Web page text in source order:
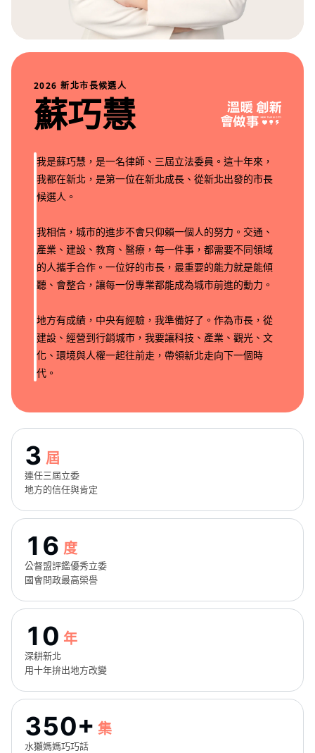
2026 新北市長候選人
蘇巧慧
我是蘇巧慧，是一名律師、三屆立法委員。這十年來，
我都在新北，是第一位在新北成長、從新北出發的市長
候選人。
我相信，城市的進步不會只仰賴一個人的努力。交通、
產業、建設、教育、醫療，每一件事，都需要不同領域
的人攜手合作。一位好的市長，最重要的能力就是能傾
聽、會整合，讓每一份專業都能成為城市前進的動力。
地方有成績，中央有經驗，我準備好了。作為市長，從
建設、經營到行銷城市，我要讓科技、產業、觀光、文
化、環境與人權一起往前走，帶領新北走向下一個時
代。
3 屆
連任三屆立委
地方的信任與肯定
16 度
公督盟評鑑優秀立委
國會問政最高榮譽
10 年
深耕新北
用十年拚出地方改變
350+ 集
水獺媽媽巧巧話